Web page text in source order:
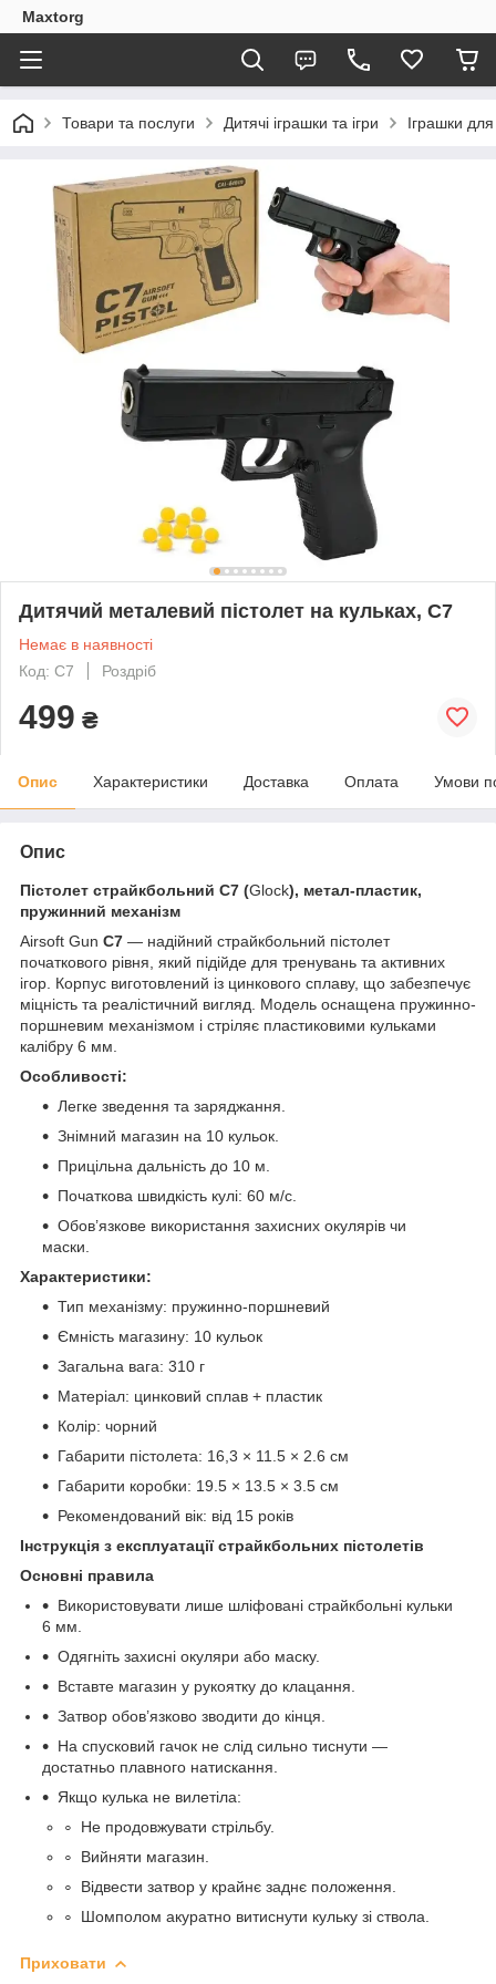
Maxtorg
Товари та послуги Дитячі іграшки та ігри Іграшки
Дитячий металевий пістолет на кульках, C7
Немає в наявності
Код: С7
Роздріб
499 ₴
Опис Характеристики Доставка Оплата Умови
Опис
Пістолет страйкбольний C7 (Glock), метал-пластик,
пружинний механізм
Airsoft Gun C7 — надійний страйкбольний пістолет
початкового рівня, який підійде для тренувань та активних
ігор. Корпус виготовлений із цинкового сплаву, що забезпечує
міцність та реалістичний вигляд. Модель оснащена пружинно-
поршневим механізмом і стріляє пластиковими кульками
калібру 6 мм.
Особливості:
Легке зведення та заряджання.
Знімний магазин на 10 кульок.
Прицільна дальність до 10 м.
Початкова швидкість кулі: 60 м/с.
Обов’язкове використання захисних окулярів чи
маски.
Характеристики:
Тип механізму: пружинно-поршневий
Ємність магазину: 10 кульок
Загальна вага: 310 г
Матеріал: цинковий сплав + пластик
Колір: чорний
Габарити пістолета: 16,3 × 11.5 × 2.6 см
Габарити коробки: 19.5 × 13.5 × 3.5 см
Рекомендований вік: від 15 років
Інструкція з експлуатації страйкбольних пістолетів
Основні правила
Використовувати лише шліфовані страйкбольні кульки
6 мм.
Одягніть захисні окуляри або маску.
Вставте магазин у рукоятку до клацання.
Затвор обов’язково зводити до кінця.
На спусковий гачок не слід сильно тиснути —
достатньо плавного натискання.
Якщо кулька не вилетіла:
Не продовжувати стрільбу.
Вийняти магазин.
Відвести затвор у крайнє заднє положення.
Шомполом акуратно витиснути кульку зі ствола.
Приховати